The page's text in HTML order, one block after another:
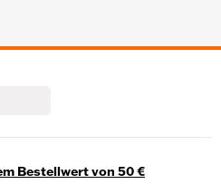
Bestellwert von 50 €